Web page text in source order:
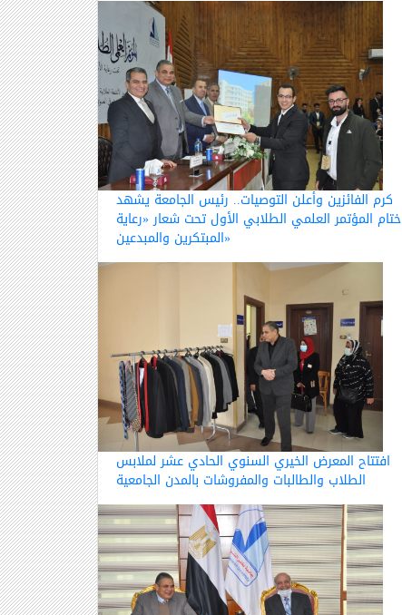
كرم الفائزين وأعلن التوصيات.. رئيس الجامعة يشهد
ختام المؤتمر العلمي الطلابي الأول تحت شعار «رعاية
المبتكرين والمبدعين»
افتتاح المعرض الخيري السنوي الحادي عشر لملابس
الطلاب والطالبات والمفروشات بالمدن الجامعية